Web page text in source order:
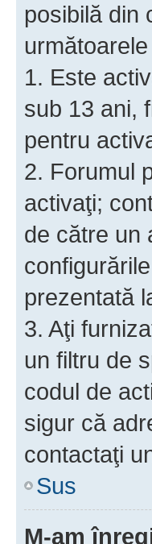
posibilă din
1. Este
sub 13 ani,
pentru
2. Forumul
activaţi;
de către un
prezentată
3. Aţi
un filtru de
codul de
sigur că
contactaţi
Sus
M-am